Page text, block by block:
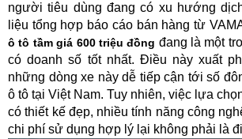
người tiêu dùng đang có xu hướng
liệu tổng hợp báo cáo bán hàng từ
ô tô tầm giá 600 triệu đồng đang là một
có doanh số tốt nhất. Điều này xuất
những dòng xe này dễ tiếp cận tới số
ô tô tại Việt Nam. Tuy nhiên, việc lựa
có thiết kế đẹp, nhiều tính năng công
chi phí sử dụng hợp lý lại không phải là